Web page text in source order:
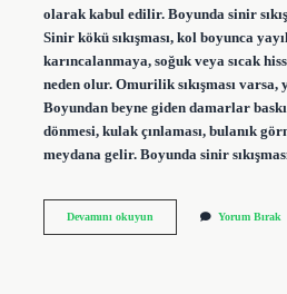
olarak kabul edilir. Boyunda sinir
Sinir kökü sıkışması, kol boyunca
karıncalanmaya, soğuk veya sıcak
neden olur. Omurilik sıkışması
Boyundan beyne giden damarlar
dönmesi, kulak çınlaması, bulanık
meydana gelir. Boyunda sinir
Devamını okuyunBoyunda
Yorum Bırak